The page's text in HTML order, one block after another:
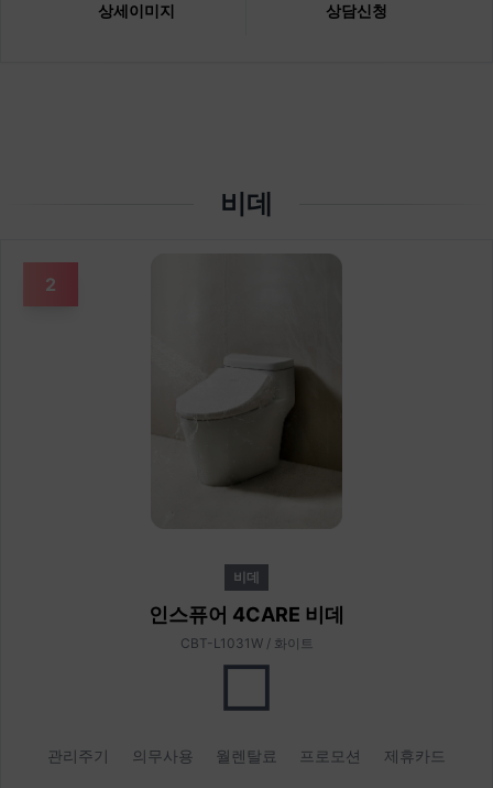
상세이미지 상담신청
비데
2
비데
인스퓨어 4CARE 비데
CBT-L1031W / 화이트
관리주기 의무사용 월렌탈료 프로모션 제휴카드